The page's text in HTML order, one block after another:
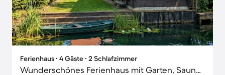
Ferienhaus ∙ 4 Gäste ∙ 2 Schlafzimmer
Wunderschönes Ferienhaus mit Garten, Sauna und Grill | Gartenblick